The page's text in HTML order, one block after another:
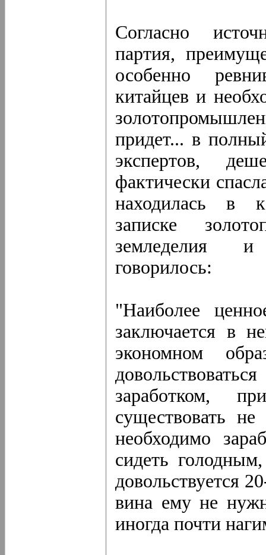
Согласно
партия,
особенно
китайцев и
придет... в
экспертов,
фактически
находилась в
записке
земледелия и
говорилось:
"Наиболее
заключается в
экономном
заработком,
существовать
необходимо
сидеть
довольствуется
вина ему не
иногда почти